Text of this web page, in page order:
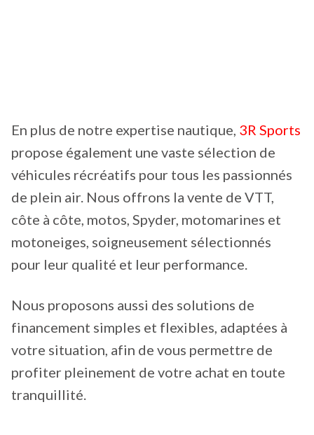
En plus de notre expertise nautique, 3R Sports
propose également une vaste sélection de
véhicules récréatifs pour tous les passionnés
de plein air. Nous offrons la vente de VTT,
côte à côte, motos, Spyder, motomarines et
motoneiges, soigneusement sélectionnés
pour leur qualité et leur performance.
Nous proposons aussi des solutions de
financement simples et flexibles, adaptées à
votre situation, afin de vous permettre de
profiter pleinement de votre achat en toute
tranquillité.